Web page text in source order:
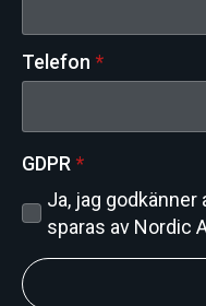
Telefon *
GDPR *
Ja, jag
sparas av Nordic